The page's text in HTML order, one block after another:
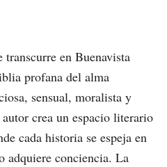
en Buenavista
profana del alma
sensual, moralista y
crea un espacio literario
cada historia se espeja en
adquiere conciencia. La